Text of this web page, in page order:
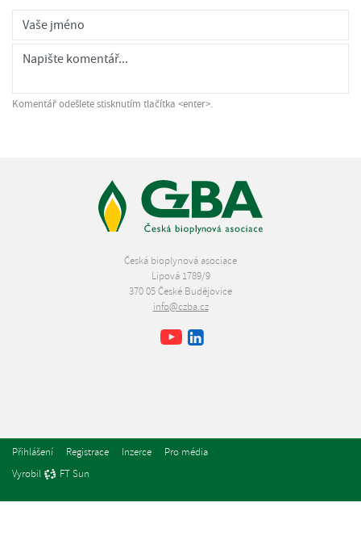
Komentář odešlete stisknutím tlačítka <enter>.
Česká bioplynová asociace
Lipová 1789/9
370 05 České Budějovice
info@czba.cz
Facebook
Youtube
Přihlášení Registrace Inzerce
Pro média
Vyrobil
FT Sun